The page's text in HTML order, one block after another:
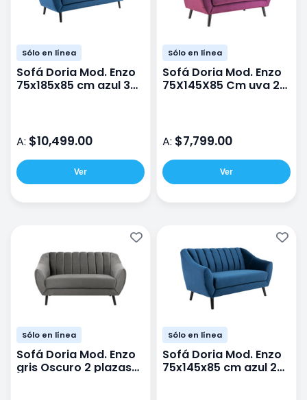
Sólo en línea
Sofá Doria Mod. Enzo
75x185x85 cm azul 3
A: $10,499.00
Ver
Sólo en línea
Sofá Doria Mod. Enzo
75X145X85 Cm uva 2
A: $7,799.00
Ver
Sólo en línea
Sofá Doria Mod. Enzo
gris Oscuro 2 plazas
Sólo en línea
Sofá Doria Mod. Enzo
75x145x85 cm azul 2